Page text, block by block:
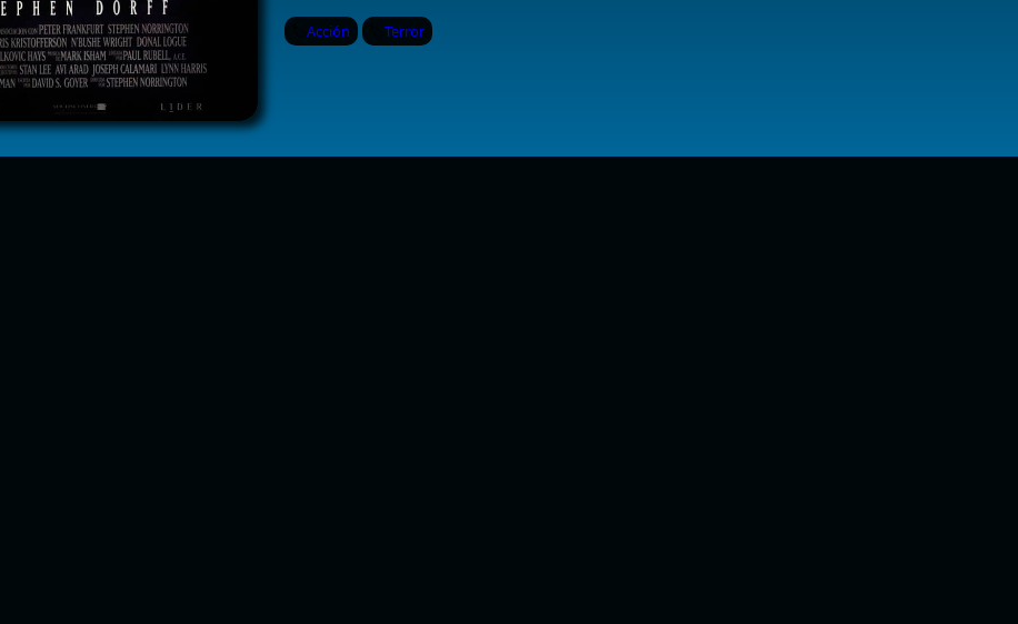
Acción Terror